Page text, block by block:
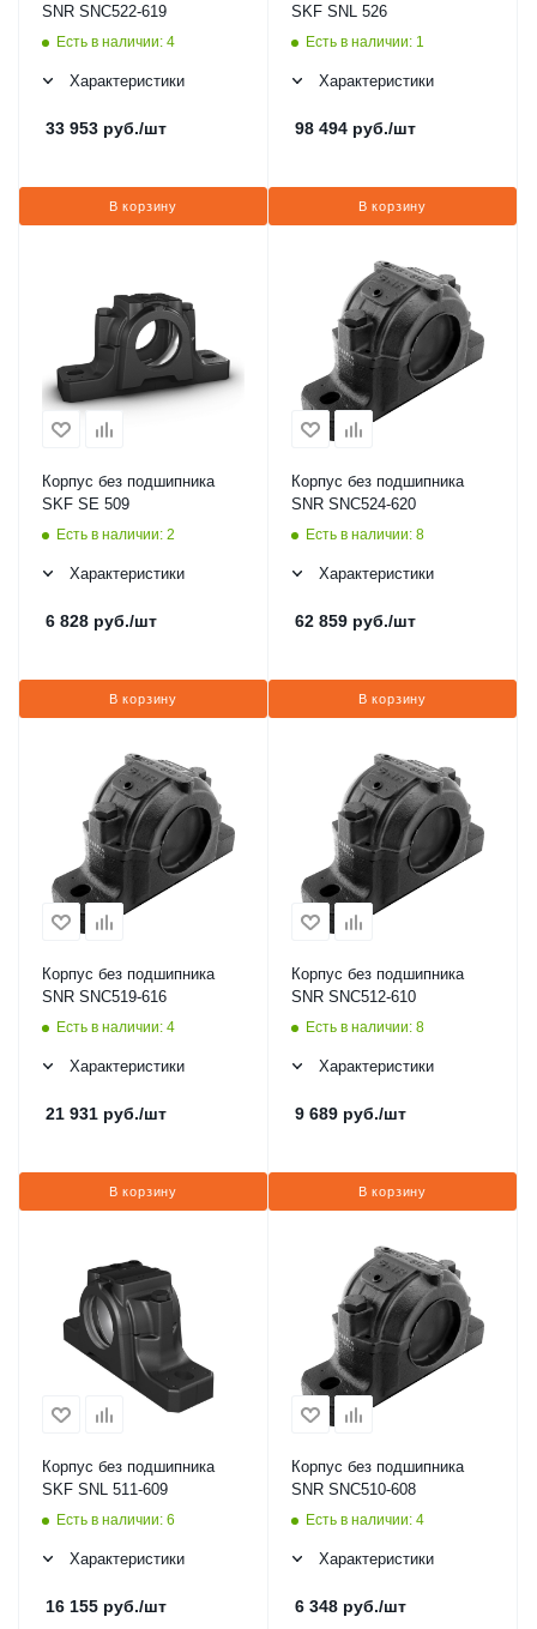
SNR SNC522-619
Есть в наличии: 4
Характеристики
33 953 руб./шт
В корзину
SKF SNL 526
Есть в наличии: 1
Характеристики
98 494 руб./шт
В корзину
Корпус без подшипника
SKF SE 509
Есть в наличии: 2
Характеристики
6 828 руб./шт
В корзину
Корпус без подшипника
SNR SNC524-620
Есть в наличии: 8
Характеристики
62 859 руб./шт
В корзину
Корпус без подшипника
SNR SNC519-616
Есть в наличии: 4
Характеристики
21 931 руб./шт
В корзину
Корпус без подшипника
SNR SNC512-610
Есть в наличии: 8
Характеристики
9 689 руб./шт
В корзину
Корпус без подшипника
SKF SNL 511-609
Есть в наличии: 6
Характеристики
16 155 руб./шт
Корпус без подшипника
SNR SNC510-608
Есть в наличии: 4
Характеристики
6 348 руб./шт